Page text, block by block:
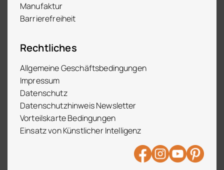
Manufaktur
Barrierefreiheit
Rechtliches
Allgemeine Geschäftsbedingungen
Impressum
Datenschutz
Datenschutzhinweis Newsletter
Vorteilskarte Bedingungen
Einsatz von Künstlicher Intelligenz